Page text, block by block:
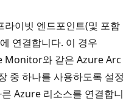
이빗 엔드포인트(및 포함
연결합니다. 이 경우
Monitor와 같은 Azure Arc
중 하나를 사용하도록 설정
Azure 리소스를 연결합니